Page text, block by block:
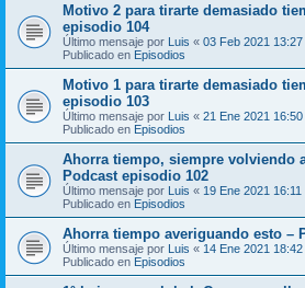
Motivo 2 para tirarte demasiado
episodio 104
Último mensaje por Luis « 03 Feb 2021 13:27
Publicado en Episodios
Motivo 1 para tirarte demasiado
episodio 103
Último mensaje por Luis « 21 Ene 2021 16:50
Publicado en Episodios
Ahorra tiempo, siempre volviendo
Podcast episodio 102
Último mensaje por Luis « 19 Ene 2021 16:11
Publicado en Episodios
Ahorra tiempo averiguando esto –
Último mensaje por Luis « 14 Ene 2021 18:42
Publicado en Episodios